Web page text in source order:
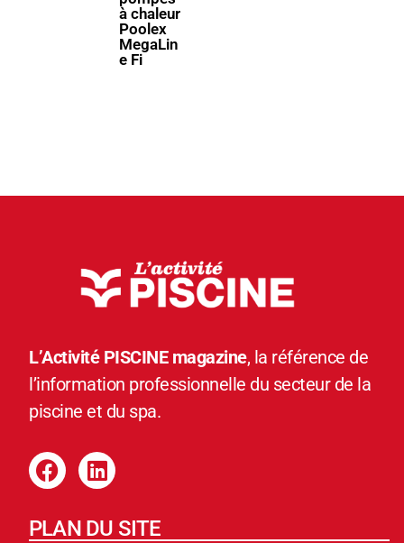
à chaleur
Poolex
MegaLin
e Fi
L’Activité PISCINE magazine, la référence de
l’information professionnelle du secteur de la
piscine et du spa.
PLAN DU SITE